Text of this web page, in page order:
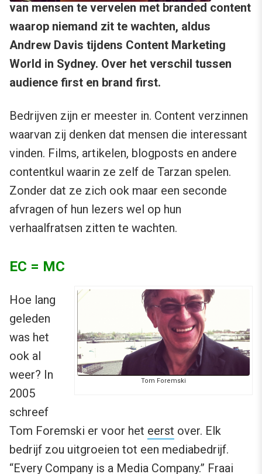
van mensen te vervelen met branded content
waarop niemand zit te wachten, aldus
Andrew Davis tijdens Content Marketing
World in Sydney. Over het verschil tussen
audience first en brand first.
Bedrijven zijn er meester in. Content verzinnen
waarvan zij denken dat mensen die interessant
vinden. Films, artikelen, blogposts en andere
contentkul waarin ze zelf de Tarzan spelen.
Zonder dat ze zich ook maar een seconde
afvragen of hun lezers wel op hun
verhaalfratsen zitten te wachten.
EC = MC
Tom Foremski
Hoe lang
geleden
was het
ook al
weer? In
2005
schreef
Tom Foremski er voor het eerst over. Elk
bedrijf zou uitgroeien tot een mediabedrijf.
“Every Company is a Media Company.” Fraai